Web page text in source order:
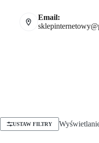
Email:
USTAW FILTRY